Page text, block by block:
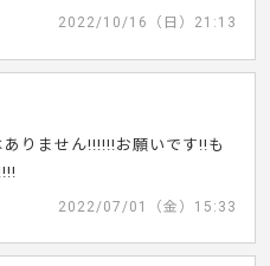
2022/10/16（日）21:13
りません!!!!!!お願いです!!も
2022/07/01（金）15:33